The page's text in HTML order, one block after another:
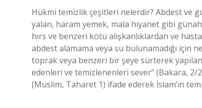
Hükmi temizlik çeşitleri nelerdir? Abdest ve
yalan, haram yemek, mala hıyanet gibi
hırs ve benzeri kötü alışkanlıklardan ve
abdest alamama veya su bulunamadığı için
toprak veya benzeri bir şeye sürterek
edenleri ve temizlenenleri sever” (Bakara, 2/
(Müslim, Taharet 1) ifade ederek İslam’ın